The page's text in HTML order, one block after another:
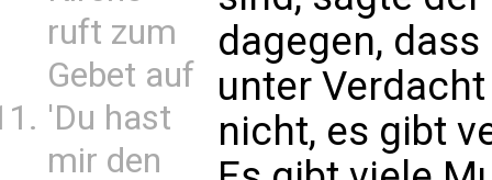
ruft zum
Gebet auf
'Du hast
mir den
dagegen,
unter
nicht, es gibt